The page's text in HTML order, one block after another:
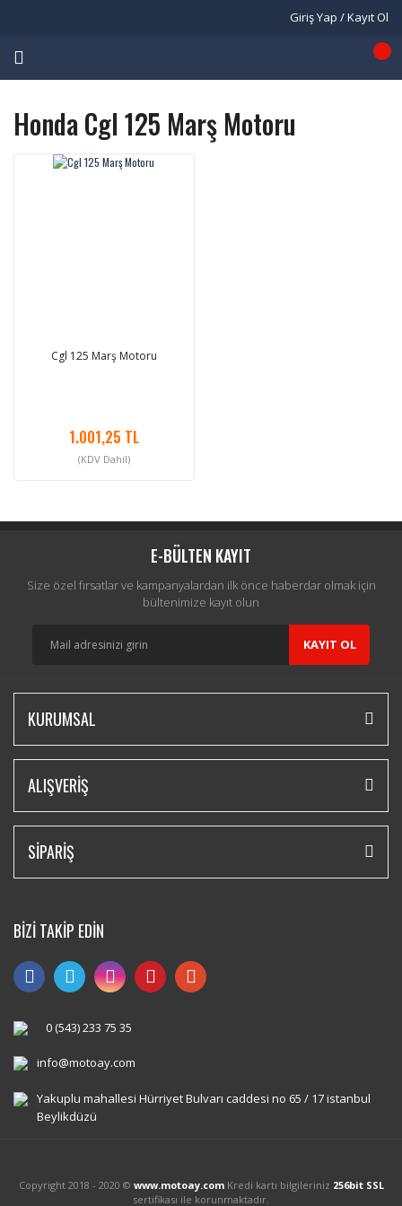
Giriş Yap / Kayıt Ol
Honda Cgl 125 Marş Motoru
Cgl 125 Marş Motoru
1.001,25 TL
(KDV Dahil)
E-BÜLTEN KAYIT
Size özel fırsatlar ve kampanyalardan ilk önce haberdar olmak için
bültenimize kayıt olun
KAYIT OL
KURUMSAL
ALIŞVERİŞ
SİPARİŞ
BİZİ TAKİP EDİN
0 (543) 233 75 35
info@motoay.com
Yakuplu mahallesi Hürriyet Bulvarı caddesi no 65 / 17 istanbul
Beylikdüzü
Copyright 2018 - 2020 © www.motoay.comKredi kartı bilgileriniz 256bit SSL
sertifikası ile korunmaktadır.